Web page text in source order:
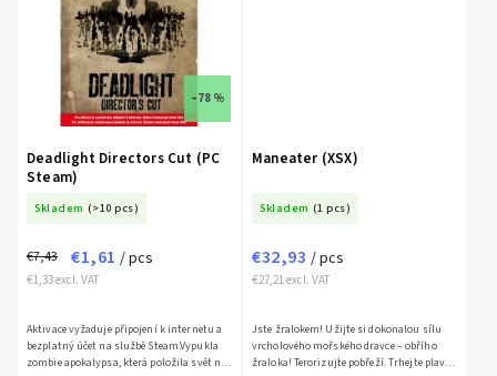
–78 %
Deadlight Directors Cut (PC
Steam)
Skladem (>10 pcs)
€1,33 excl. VAT
€7,43 €1,61 / pcs
Aktivace vyžaduje připojení k internetu a
bezplatný účet na službě Steam.Vypukla
zombie apokalypsa, která položila svět na
Maneater (XSX)
Skladem (1 pcs)
€27,21 excl. VAT
€32,93 / pcs
Jste žralokem! Užijte si dokonalou sílu
vrcholového mořského dravce – obřího
žraloka! Terorizujte pobřeží. Trhejte plavce